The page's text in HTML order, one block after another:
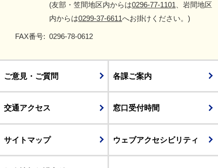
(友部・笠間地区内からは0296-77-1101 、岩間地区
内からは0299-37-6611へお掛けください。)
FAX番号: 0296-78-0612
ご意見・ご質問 各課ご案内
交通アクセス 窓口受付時間
サイトマップ ウェブアクセシビリティ